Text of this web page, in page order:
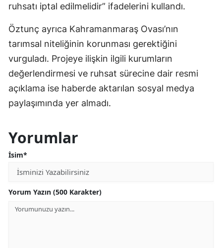
ruhsatı iptal edilmelidir” ifadelerini kullandı.
Öztunç ayrıca Kahramanmaraş Ovası’nın
tarımsal niteliğinin korunması gerektiğini
vurguladı. Projeye ilişkin ilgili kurumların
değerlendirmesi ve ruhsat sürecine dair resmi
açıklama ise haberde aktarılan sosyal medya
paylaşımında yer almadı.
Yorumlar
İsim*
Yorum Yazın (500 Karakter)